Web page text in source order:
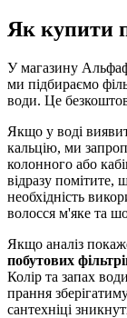
Як купити
У магазину
ми підбираємо
води. Це
Якщо у воді
кальцію, ми
колонного або
відразу помітите,
необхідність
волосся м'яке та
Якщо аналіз
побутових
Колір та запах
прання
сантехніці